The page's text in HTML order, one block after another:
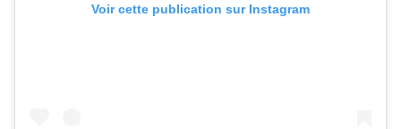
Voir cette publication sur Instagram